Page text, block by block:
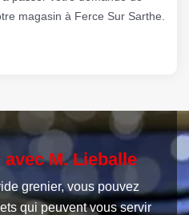
magasin à Ferce Sur Sarthe.
M. Lieballe
grenier, vous pouvez
qui peuvent vous servir